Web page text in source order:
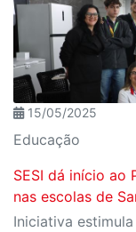
15/05/2025
Educação
SESI dá início ao
nas escolas de